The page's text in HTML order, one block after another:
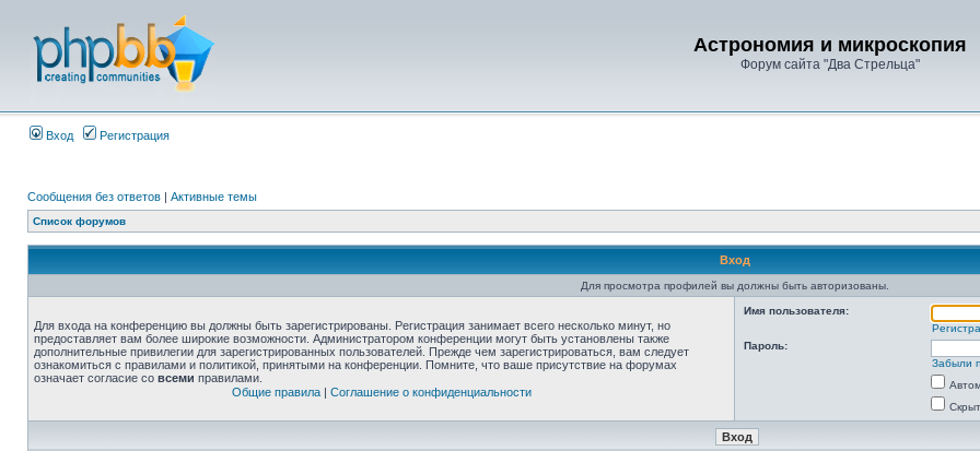
Астрономия и микроскопия
Форум сайта "Два Стрельца"
Вход Регистрация
Сообщения без ответов | Активные темы
Список форумов
Вход
Для просмотра профилей вы должны быть авторизованы.
Для входа на конференцию вы должны быть зарегистрированы. Регистрация занимает всего несколько минут, но
предоставляет вам более широкие возможности. Администратором конференции могут быть установлены также
дополнительные привилегии для зарегистрированных пользователей. Прежде чем зарегистрироваться, вам следует
ознакомиться с правилами и политикой, принятыми на конференции. Помните, что ваше присутствие на форумах
означает согласие со всеми правилами.
Общие правила| Соглашение о конфиденциальности
Имя пользователя:
Пароль:
Забыли